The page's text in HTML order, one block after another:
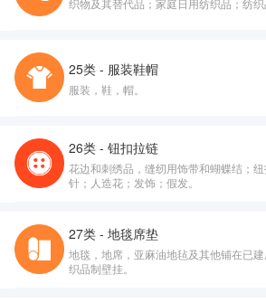
25类 - 服装鞋帽
服装，鞋，帽。
26类 - 钮扣拉链
花边和刺绣品，缝纫用饰带和蝴蝶结；
针；人造花；发饰；假发。
27类 - 地毯席垫
地毯，地席，亚麻油地毡及其他铺在已
织品制壁挂。